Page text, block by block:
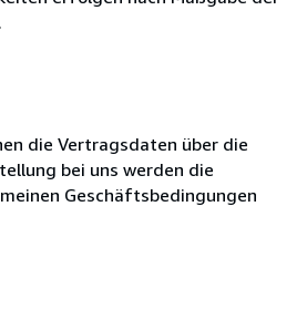
die Vertragsdaten über die
bei uns werden die
Geschäftsbedingungen